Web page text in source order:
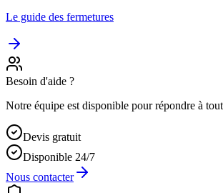
Le guide des fermetures
Besoin d'aide ?
Notre équipe est disponible pour répondre à
Devis gratuit
Disponible 24/7
Nous contacter